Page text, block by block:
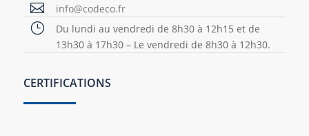
 info@codeco.fr
}
Du lundi au vendredi de 8h30 à 12h15 et de
13h30 à 17h30 – Le vendredi de 8h30 à 12h30.
CERTIFICATIONS